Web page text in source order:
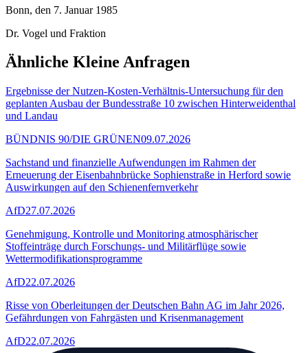
Bonn, den 7. Januar 1985
Dr. Vogel und Fraktion
Ähnliche Kleine Anfragen
Ergebnisse der Nutzen-Kosten-Verhältnis-Untersuchung für den
geplanten Ausbau der Bundesstraße 10 zwischen Hinterweidenthal
und Landau
BÜNDNIS 90/DIE GRÜNEN09.07.2026
Sachstand und finanzielle Aufwendungen im Rahmen der
Erneuerung der Eisenbahnbrücke Sophienstraße in Herford sowie
Auswirkungen auf den Schienenfernverkehr
AfD27.07.2026
Genehmigung, Kontrolle und Monitoring atmosphärischer
Stoffeinträge durch Forschungs- und Militärflüge sowie
Wettermodifikationsprogramme
AfD22.07.2026
Risse von Oberleitungen der Deutschen Bahn AG im Jahr 2026,
Gefährdungen von Fahrgästen und Krisenmanagement
AfD22.07.2026